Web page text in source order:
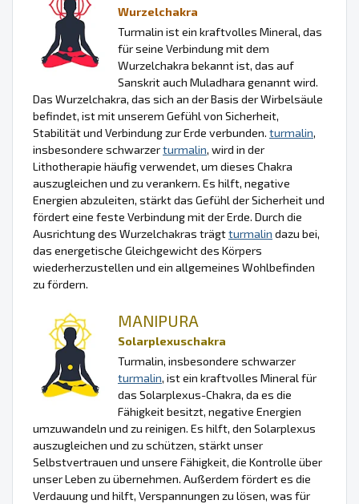
Wurzelchakra
Turmalin ist ein kraftvolles Mineral, das
für seine Verbindung mit dem
Wurzelchakra bekannt ist, das auf
Sanskrit auch Muladhara genannt wird.
Das Wurzelchakra, das sich an der Basis der Wirbelsäule
befindet, ist mit unserem Gefühl von Sicherheit,
Stabilität und Verbindung zur Erde verbunden. turmalin,
insbesondere schwarzerturmalin, wird in der
Lithotherapie häufig verwendet, um dieses Chakra
auszugleichen und zu verankern. Es hilft, negative
Energien abzuleiten, stärkt das Gefühl der Sicherheit und
fördert eine feste Verbindung mit der Erde. Durch die
Ausrichtung des Wurzelchakras trägtturmalin dazu bei,
das energetische Gleichgewicht des Körpers
wiederherzustellen und ein allgemeines Wohlbefinden
zu fördern.
MANIPURA
Solarplexuschakra
Turmalin, insbesondere schwarzer
turmalin, ist ein kraftvolles Mineral für
das Solarplexus-Chakra, da es die
Fähigkeit besitzt, negative Energien
umzuwandeln und zu reinigen. Es hilft, den Solarplexus
auszugleichen und zu schützen, stärkt unser
Selbstvertrauen und unsere Fähigkeit, die Kontrolle über
unser Leben zu übernehmen. Außerdem fördert es die
Verdauung und hilft, Verspannungen zu lösen, was für